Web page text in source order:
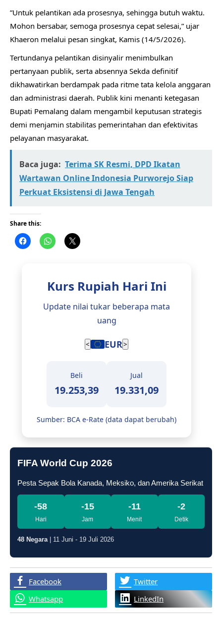
​”Untuk pelantikan ada prosesnya, sehingga butuh waktu.
Mohon bersabar, semoga prosesnya cepat selesai,” ujar
Khaeron melalui pesan singkat, Kamis (14/5/2026).
Tertundanya pelantikan disinyalir menimbulkan
pertanyaan publik, serta absennya Sekda definitif
dikhawatirkan berdampak pada ritme tata kelola anggaran
dan administrasi daerah. Publik kini menanti ketegasan
Bupati Pemalang dalam mengambil keputusan strategis
demi menjamin stabilitas pemerintahan dan efektivitas
pelayanan masyarakat.
Baca juga: ​Terima SK Resmi, DPD Ikatan
Wartawan Online Indonesia Purworejo Siap
Perkuat Eksistensi di Jawa Tengah
Share this:
Kurs Rupiah Hari Ini
Update nilai tukar beberapa mata
uang
< EUR>
Beli
19.253,39
Jual
19.331,09
Sumber: BCA e-Rate (data dapat berubah)
FIFA World Cup 2026
Pesta Sepak Bola Kanada, Meksiko, dan Amerika Serikat
-58
Hari
-15
Jam
-11
Menit
-3
Detik
48 Negara| 11 Juni - 19 Juli 2026
Facebook
Twitter
Whatsapp
LinkedIn